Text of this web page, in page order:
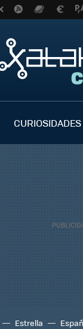
CURIOSIDADES
Estrella